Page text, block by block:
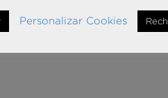
acerca de cuándo y cómo han
es hasta tal punto algo
Personalizar Cookies